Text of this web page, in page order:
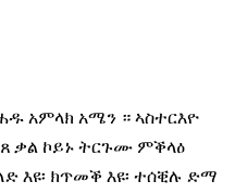
አምላክ አሜን ። ኣስተርእዮ
ቃል ኮይኑ ትርጉሙ ምቕላዕ
እዩ፡ ክጥመቕ እዩ፡ ተሰቒሉ ድማ